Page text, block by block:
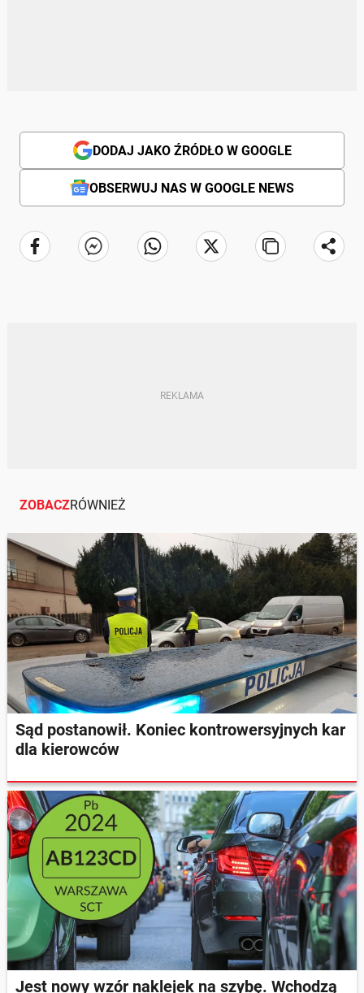
DODAJ JAKO ŹRÓDŁO W GOOGLE
OBSERWUJ NAS W GOOGLE NEWS
ZOBACZRÓWNIEŻ
Sąd postanowił. Koniec kontrowersyjnych kar
dla kierowców
Jest nowy wzór naklejek na szybę. Wchodzą